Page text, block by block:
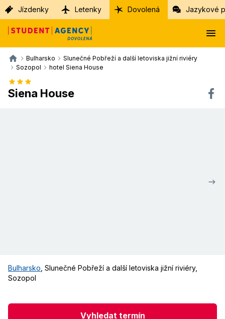
Jízdenky Letenky Dovolená Jazykové
Bulharsko
Slunečné Pobřeží a další letoviska jižní riviéry
Sozopol
hotel Siena House
Siena House
Bulharsko Slunečné Pobřeží a další letoviska jižní riviéry,
Sozopol
Vyhledat termín